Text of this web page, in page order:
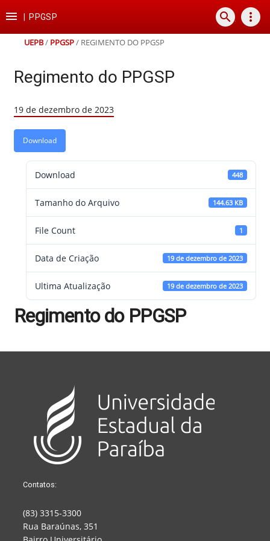
para
conteúdo
para
para
para
rodapé
 PPGSP search more_vert
UEPB/ PPGSP/ REGIMENTO DO PPGSP
Regimento do PPGSP
19 de dezembro de 2023
Download
Download 448
Tamanho do Arquivo 144.63 KB
File Count 1
Data de Criação 19 de dezembro de 2023
Ultima Atualização 19 de dezembro de 2023
Regimento do PPGSP
Contatos:
(83) 3315-3300
Rua Baraúnas, 351